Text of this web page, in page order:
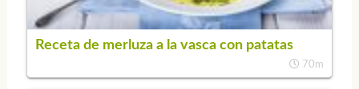
Receta de merluza a la vasca con patatas
70m